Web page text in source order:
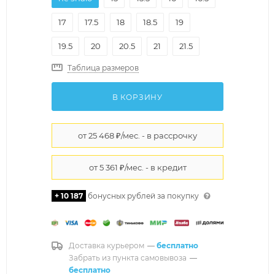
17 17.5 18 18.5 19
19.5 20 20.5 21 21.5
Таблица размеров
В КОРЗИНУ
+ 10 187 бонусных рублей за покупку
Доставка курьером — бесплатно
Забрать из пункта самовывоза —
бесплатно